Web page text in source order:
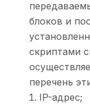
блоков и
скриптами
перечень
IP-адрес;